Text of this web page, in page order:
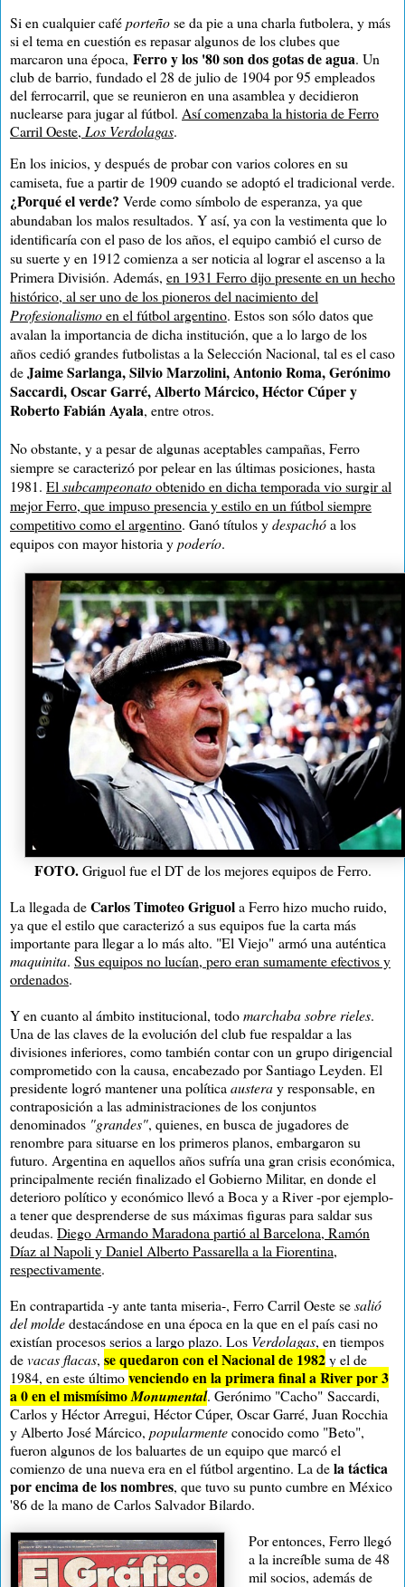
Si en cualquier caféporteñose da pie a una charla futbolera, y más
si el tema en cuestión es repasar algunos de los clubes que
marcaron una época, Ferro y los '80 son dos gotas de agua. Un
club de barrio, fundado el 28 de julio de 1904 por 95 empleados
del ferrocarril, que se reunieron en una asamblea y decidieron
nuclearse para jugar al fútbol. Así comenzaba la historia de Ferro
Carril Oeste, Los Verdolagas.
En los inicios, y después de probar con varios colores en su
camiseta, fue a partir de 1909 cuando se adoptó el tradicional verde.
¿Porqué el verde? Verde como símbolo de esperanza, ya que
abundaban los malos resultados. Y así, ya con la vestimenta que lo
identificaría con el paso de los años, el equipo cambió el curso de
su suerte y en 1912 comienza a ser noticia al lograr el ascenso a la
Primera División. Además, en 1931 Ferro dijo presente en un hecho
histórico, al seruno de los pioneros del nacimiento del
Profesionalismoen el fútbol argentino. Estos son sólo datos que
avalan la importancia de dicha institución, que a lo largo de los
años cedió grandes futbolistas a la Selección Nacional, tal es el caso
deJaime Sarlanga, Silvio Marzolini, Antonio Roma, Gerónimo
Saccardi, Oscar Garré, Alberto Márcico, Héctor Cúper y
Roberto Fabián Ayala, entre otros.
No obstante, y a pesar de algunas aceptables campañas, Ferro
siempre se caracterizó por pelear en las últimas posiciones, hasta
1981. Elsubcampeonatoobtenido en dicha temporada vio surgir al
mejor Ferro, que impuso presencia y estilo en un fútbol siempre
competitivo como el argentino. Ganó títulos ydespachóa los
equipos con mayor historia ypoderío.
FOTO.Griguol fue el DT de los mejores equipos de Ferro.
La llegada deCarlos Timoteo Griguola Ferro hizo mucho ruido,
ya que el estilo que caracterizó a sus equipos fue la carta más
importante para llegar a lo más alto. "El Viejo" armó una auténtica
maquinita. Sus equipos no lucían, pero eran sumamente efectivos y
ordenados.
Y en cuanto al ámbito institucional, todomarchaba sobre rieles.
Una de las claves de la evolución del club fue respaldar a las
divisiones inferiores, como también contar con un grupo dirigencial
comprometido con la causa, encabezado por Santiago Leyden. El
presidente logró mantener una política austeray responsable, en
contraposición a las administraciones de los conjuntos
denominados "grandes", quienes, en busca de jugadores de
renombre para situarse en los primeros planos, embargaron su
futuro. Argentina en aquellos años sufría una gran crisis económica,
principalmente recién finalizado el Gobierno Militar, en donde el
deterioro político y económico llevó a Boca y a River -por ejemplo-
a tener que desprenderse de sus máximas figuras para saldar sus
deudas. Diego Armando Maradona partió al Barcelona, Ramón
Díaz al Napoli y Daniel Alberto Passarella a la Fiorentina,
respectivamente.
En contrapartida -y ante tanta miseria-, Ferro Carril Oeste sesalió
del moldedestacándose en una época en la que en el país casi no
existían procesos serios a largo plazo. Los Verdolagas, en tiempos
devacas flacas, se quedaron con el Nacional de 1982y el de
1984, en este últimovenciendo en la primera final a River por 3
a 0 en el mismísimoMonumental. Gerónimo "Cacho" Saccardi,
Carlos y Héctor Arregui, Héctor Cúper, Oscar Garré, Juan Rocchia
y Alberto José Márcico, popularmenteconocido como "Beto",
fueron algunos de los baluartes de un equipo que marcó el
comienzo de una nueva era en el fútbol argentino. La dela táctica
por encima de los nombres, que tuvo su punto cumbre en México
'86 de la mano de Carlos Salvador Bilardo.
Por entonces, Ferro llegó
a la increíble suma de 48
mil socios, además de